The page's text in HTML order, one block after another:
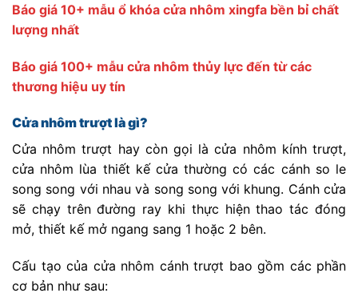
Báo giá 10+ mẫu ổ khóa cửa nhôm xingfa bền bỉ chất
lượng nhất
Báo giá 100+ mẫu cửa nhôm thủy lực đến từ các
thương hiệu uy tín
Cửa nhôm trượt là gì?
Cửa nhôm trượt hay còn gọi là cửa nhôm kính trượt,
cửa nhôm lùa thiết kế cửa thường có các cánh so le
song song với nhau và song song với khung. Cánh cửa
sẽ chạy trên đường ray khi thực hiện thao tác đóng
mở, thiết kế mở ngang sang 1 hoặc 2 bên.
Cấu tạo của cửa nhôm cánh trượt bao gồm các phần
cơ bản như sau: